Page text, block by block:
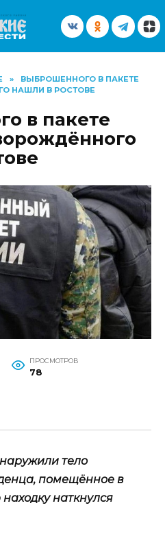
»
ВЫБРОШЕННОГО В ПАКЕТЕ
НАШЛИ В РОСТОВЕ
в пакете
ПРОСМОТРОВ
78
тело
помещённое в
наткнулся